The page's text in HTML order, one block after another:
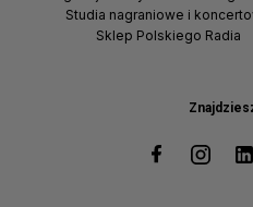
Studia nagraniowe i
Sklep Polskiego Radia